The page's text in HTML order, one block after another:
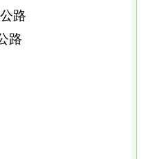
路
路